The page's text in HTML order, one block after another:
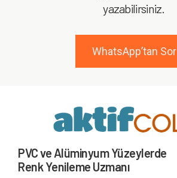
yazabilirsiniz.
WhatsApp’tan Sor
PVC ve Alüminyum Yüzeylerde
Renk Yenileme Uzmanı